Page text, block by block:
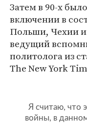
Затем в 90-х
включении в
Польши, Чехии и
ведущий
политолога из
The New York
Я считаю, что
войны, в